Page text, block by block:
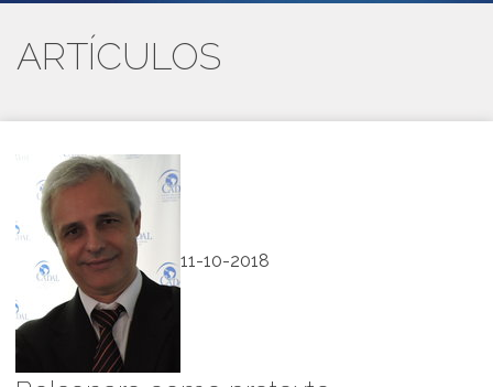
ARTÍCULOS
11-10-2018